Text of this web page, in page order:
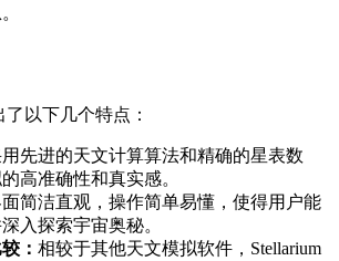
了以下几个特点：
先进的天文计算算法和精确的星表数
高准确性和真实感。
简洁直观，操作简单易懂，使得用户能
入探索宇宙奥秘。
： 相较于其他天文模拟软件，Stellarium